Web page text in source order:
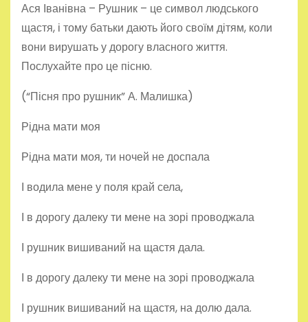
Ася Іванівна – Рушник – це символ людського
щастя, і тому батьки дають його своїм дітям, коли
вони вирушать у дорогу власного життя.
Послухайте про це пісню.
(“Пісня про рушник” А. Малишка)
Рідна мати моя
Рідна мати моя, ти ночей не доспала
І водила мене у поля край села,
І в дорогу далеку ти мене на зорі проводжала
І рушник вишиваний на щастя дала.
І в дорогу далеку ти мене на зорі проводжала
І рушник вишиваний на щастя, на долю дала.